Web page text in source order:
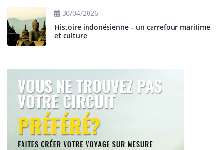
30/04/2026
Histoire indonésienne – un carrefour maritime
et culturel